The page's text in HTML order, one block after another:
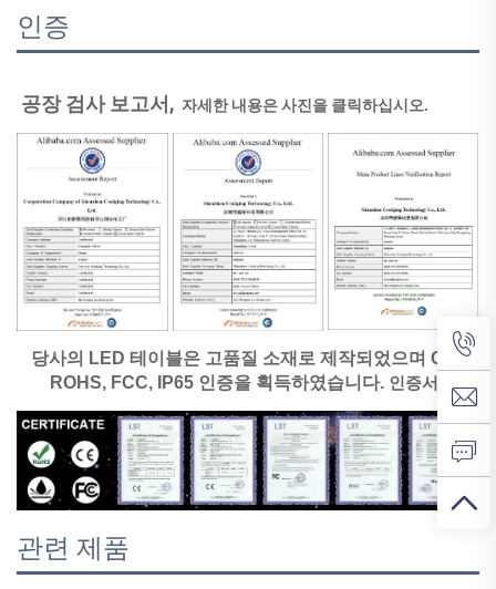
인증
공장 검사 보고서, 자세한 내용은 사진을 클릭하십시오.
당사의 LED 테이블은 고품질 소재로 제작되었으며 CE,
ROHS, FCC, IP65 인증을 획득하였습니다. 인증서.
관련 제품